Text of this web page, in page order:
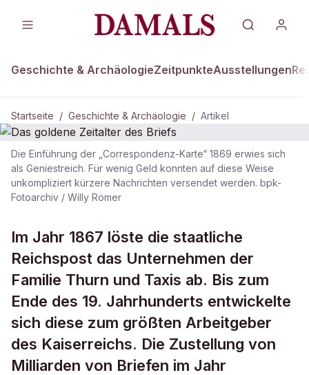
Geschichte & ArchäologieZeitpunkteAusstellungen
Startseite / Geschichte & Archäologie / Artikel
DAMALS PlusGESCHICHTE & ARCHÄOLOGIE
Das goldene Zeitalter des Briefs
Die Einführung der „Correspondenz-Karte“ 1869 erwies sich
als Geniestreich. Für wenig Geld konnten auf diese Weise
unkompliziert kürzere Nachrichten versendet werden. bpk-
Fotoarchiv / Willy Römer
Im Jahr 1867 löste die staatliche
Reichspost das Unternehmen der
Familie Thurn und Taxis ab. Bis zum
Ende des 19. Jahrhunderts entwickelte
sich diese zum größten Arbeitgeber
des Kaiserreichs. Die Zustellung von
Milliarden von Briefen im Jahr